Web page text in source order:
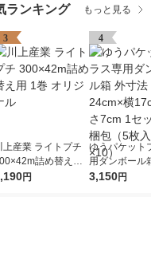
ランキング もっと見る
3
上産業 ライトプチ
詰め替え用
オリジナル
円
4
ゆうパケット
用ダンボール
法：縦24cm×
3,150円